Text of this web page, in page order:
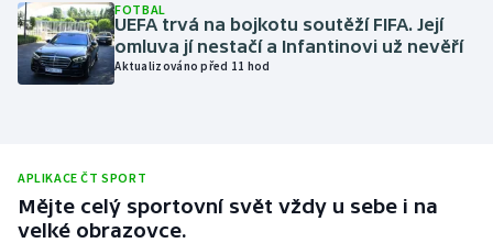
Olympijské hry
Parasport
Plážový volejbal
Ragby
FOTBAL
UEFA trvá na bojkotu soutěží FIFA. Její
omluva jí nestačí a Infantinovi už nevěří
Aktualizováno před 11 hod
APLIKACE ČT SPORT
Mějte celý sportovní svět vždy u sebe i na
velké obrazovce.